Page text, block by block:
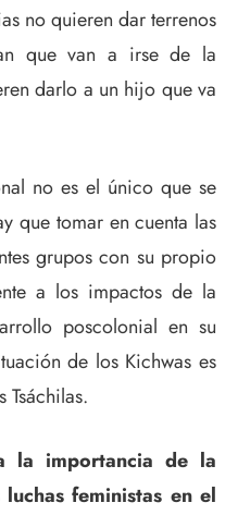
no quieren dar terrenos
que van a irse de la
darlo a un hijo que va
no es el único que se
que tomar en cuenta las
grupos con su propio
a los impactos de la
poscolonial en su
de los Kichwas es
Tsáchilas.
la importancia de la
feministas en el